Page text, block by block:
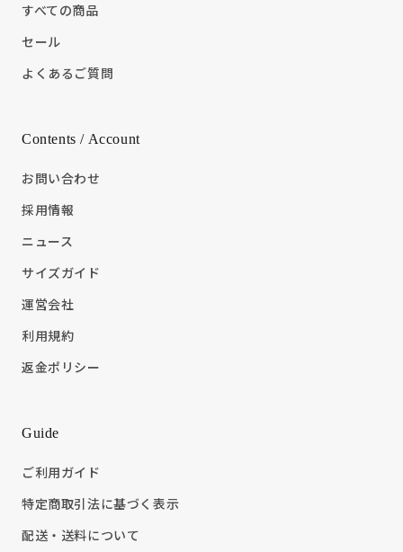
すべての商品
セール
よくあるご質問
Contents / Account
お問い合わせ
採用情報
ニュース
サイズガイド
運営会社
利用規約
返金ポリシー
Guide
ご利用ガイド
特定商取引法に基づく表示
配送・送料について